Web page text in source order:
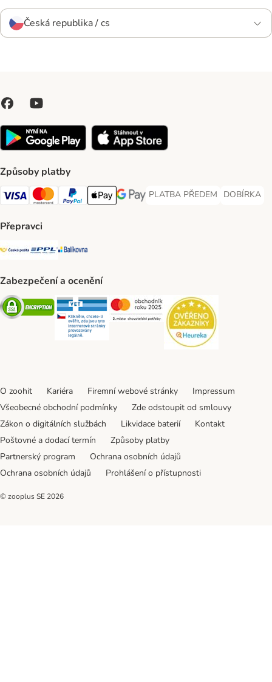
Česká republika / cs
Způsoby platby
Visa Payment Method
Mastercard Payment Method
PayPal Payment Method
Apple pay Payment Method
GooglePay Payment Method
PLATBA PŘEDEM
PLATBA PŘEDEM Payment
DOBÍRKA
DOBÍRKA
Přepravci
Česká pošta Shipping Method
PPL Shipping Method
Balíkovna Shipping Method
Zabezpečení a ocenění
Security Security Security
O zoohit Kariéra Firemní webové stránky
Impressum
Všeobecné obchodní podmínky
Zde odstoupit od smlouvy
Zákon o digitálních službách
Likvidace baterií
Kontakt
Poštovné a dodací termín
Způsoby platby
Partnerský program
Ochrana osobních údajů
Ochrana osobních údajů
Prohlášení o přístupnosti
© zooplus SE 2026